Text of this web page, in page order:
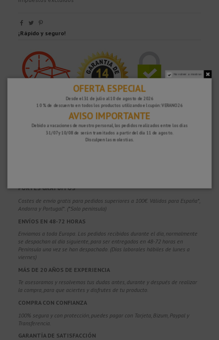
¡Rápido y seguro!
PORTES GRATUITOS
Costes de envío gratis para pedidos superiores a 100€. Válidos para España*,
Andorra y Portugal*. (*Solo península)
ENVÍOS EN 48-72 HORAS
Enviamos a toda Europa. Los pedidos recibidos durante el día, normalmente
se despachan al día siguiente, para ser entregados en 48-72 horas en
Península una vez se han despachado. (Días laborales hábiles de lunes a
viernes)
MÁS DE 20 AÑOS DE EXPERIENCIA
Te asesoramos y resolvemos tus dudas antes, durante y después de realizar
la compra, para que aciertes y disfrutes de tu producto.
COMPRA CON CONFIANZA
100% segura y con protección, puedes pagar con Tarjeta, Bizum, Paypal y
Transferencia.
GARANTÍA DE SATISFACCIÓN
No volver a mostrar.
OFERTA ESPECIAL
Desde el 31 de julio al 10 de agosto de 2026
10 % de descuento en todos los productos utilizando el cupón: VERANO26
AVISO IMPORTANTE
Debido a vacaciones de nuestro personal, los pedidos realizados entre los días
31/07 y 10/08 de serán tramitados a partir del día 11 de agosto.
Disculpen las molestias.